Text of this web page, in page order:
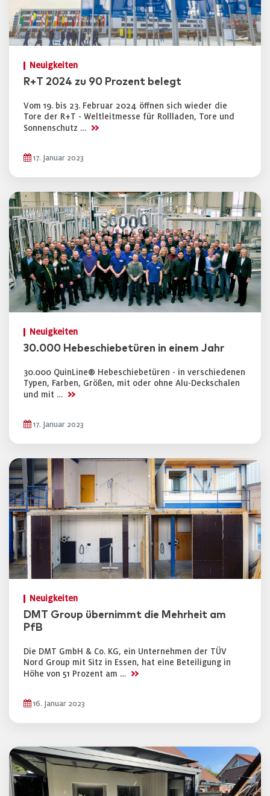
Neuigkeiten
R+T 2024 zu 90 Prozent belegt
Vom 19. bis 23. Februar 2024 öffnen sich wieder die
Tore der R+T - Weltleitmesse für Rollladen, Tore und
Sonnenschutz … >>
17. Januar 2023
Neuigkeiten
30.000 Hebeschiebetüren in einem Jahr
30.000 QuinLine® Hebeschiebetüren - in verschiedenen
Typen, Farben, Größen, mit oder ohne Alu-Deckschalen
und mit … >>
17. Januar 2023
Neuigkeiten
DMT Group übernimmt die Mehrheit am
PfB
Die DMT GmbH & Co. KG, ein Unternehmen der TÜV
Nord Group mit Sitz in Essen, hat eine Beteiligung in
Höhe von 51 Prozent am … >>
16. Januar 2023